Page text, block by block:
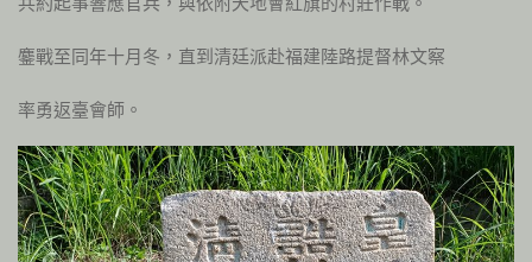
鏖戰至同年十月冬，直到清廷派赴福建陸路提督林文察
率勇返臺會師。